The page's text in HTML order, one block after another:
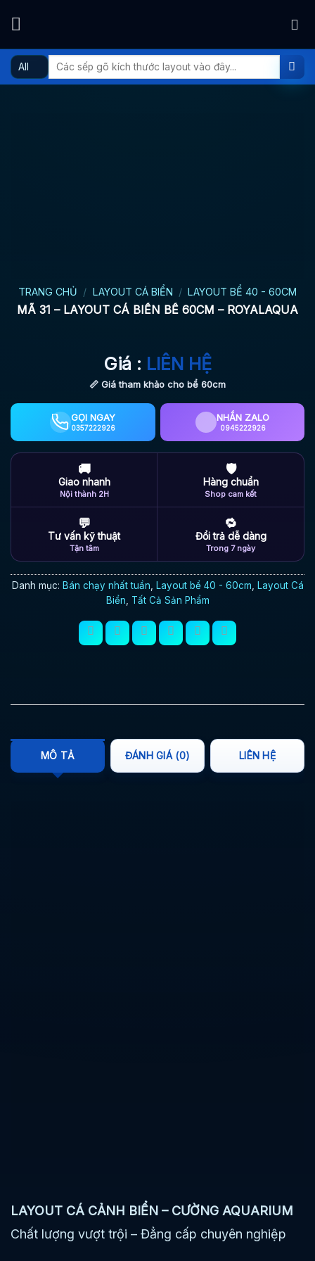
content
Tìm
kiếm:
TRANG CHỦ / LAYOUT CÁ BIỂN / LAYOUT BỂ 40 - 60CM
MÃ 31 – LAYOUT CÁ BIỂN BỂ 60CM – ROYALAQUA
Giá : LIÊN HỆ
📏 Giá tham khảo cho bể 60cm
GỌI NGAY
0357222926
NHẮN ZALO
0945222926
🚚
Giao nhanh
Nội thành 2H
🛡
Hàng chuẩn
Shop cam kết
💬
Tư vấn kỹ thuật
Tận tâm
🔁
Đổi trả dễ dàng
Trong 7 ngày
Danh mục: Bán chạy nhất tuần Layout bể 40 - 60cm
Layout Cá
Biển
Tất Cả Sản Phẩm
MÔ TẢ ĐÁNH GIÁ (0) LIÊN HỆ
LAYOUT CÁ CẢNH BIỂN – CƯỜNG AQUARIUM
Chất lượng vượt trội – Đẳng cấp chuyên nghiệp